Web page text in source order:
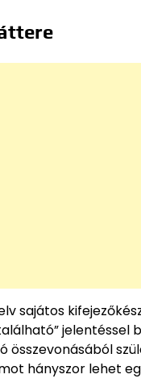
sajátos
összevonásából
hányszor lehet